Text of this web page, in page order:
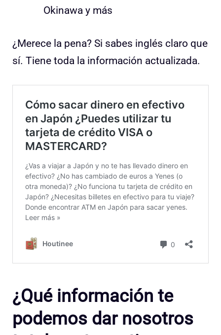
Okinawa y más
¿Merece la pena? Si sabes inglés claro que
sí. Tiene toda la información actualizada.
¿Qué información te
podemos dar nosotros